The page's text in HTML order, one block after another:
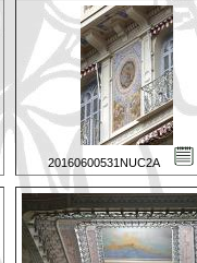
20160600531NUC2A